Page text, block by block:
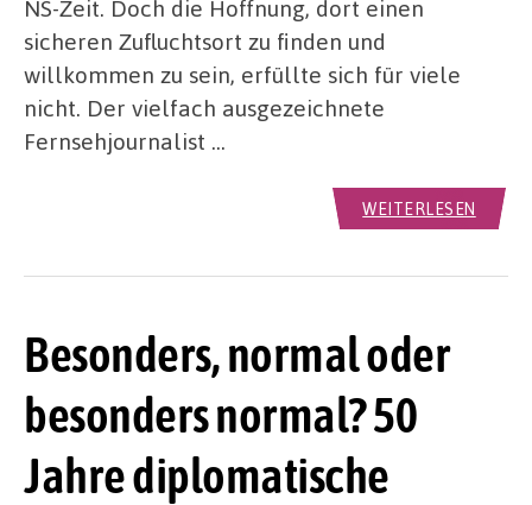
NS-Zeit. Doch die Hoffnung, dort einen
sicheren Zufluchtsort zu finden und
willkommen zu sein, erfüllte sich für viele
nicht. Der vielfach ausgezeichnete
Fernsehjournalist …
WEITERLESEN
Besonders, normal oder
besonders normal? 50
Jahre diplomatische